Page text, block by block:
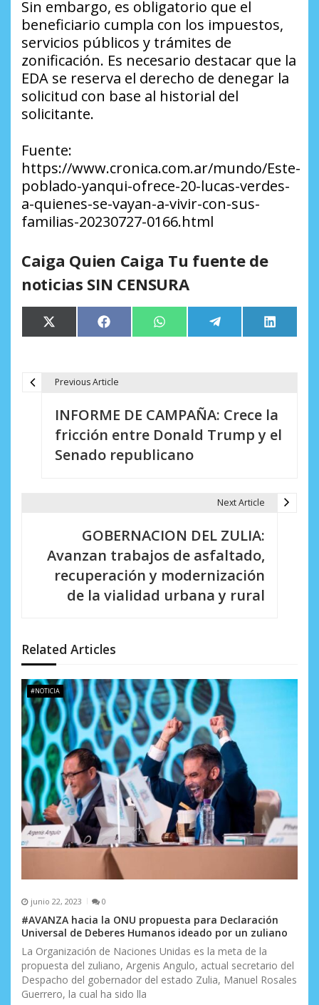
Sin embargo, es obligatorio que el
beneficiario cumpla con los impuestos,
servicios públicos y trámites de
zonificación. Es necesario destacar que la
EDA se reserva el derecho de denegar la
solicitud con base al historial del
solicitante.
Fuente:
https://www.cronica.com.ar/mundo/Este-
poblado-yanqui-ofrece-20-lucas-verdes-
a-quienes-se-vayan-a-vivir-con-sus-
familias-20230727-0166.html
Caiga Quien Caiga Tu fuente de
noticias SIN CENSURA
Compartir
en
X
(Twitter)
Compartir
en
Facebook Compartir
en
WhatsApp Compartir
en
Telegram
en
LinkedIn
d
e
e
n
t
r
a
d
s
Previous Article
INFORME DE CAMPAÑA: Crece la
fricción entre Donald Trump y el
Senado republicano
Next Article
GOBERNACION DEL ZULIA:
Avanzan trabajos de asfaltado,
recuperación y modernización
de la vialidad urbana y rural
Related Articles
#NOTICIA
junio 22, 2023 0
#AVANZA hacia la ONU propuesta para Declaración
Universal de Deberes Humanos ideado por un zuliano
La Organización de Naciones Unidas es la meta de la
propuesta del zuliano, Argenis Angulo, actual secretario del
Despacho del gobernador del estado Zulia, Manuel Rosales
Guerrero, la cual ha sido lla